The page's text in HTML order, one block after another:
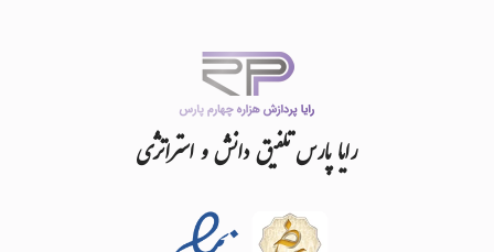
رایاپارستلفیقدانشواستراتژی